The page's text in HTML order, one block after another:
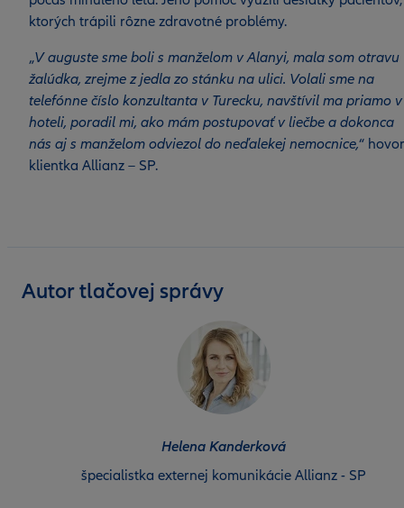
ktorých trápili rôzne zdravotné problémy.
„V auguste sme boli s manželom v Alanyi, mala som otravu
žalúdka, zrejme z jedla zo stánku na ulici. Volali sme na
telefónne číslo konzultanta v Turecku, navštívil ma priamo v
hoteli, poradil mi, ako mám postupovať v liečbe a dokonca
nás aj s manželom odviezol do neďalekej nemocnice,“
klientka Allianz – SP.
Autor tlačovej správy
Helena Kanderková
špecialistka externej komunikácie Allianz - SP